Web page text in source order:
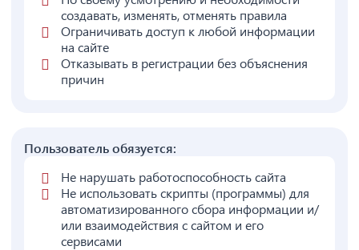
создавать, изменять, отменять правила
Ограничивать доступ к любой информации
на сайте
Отказывать в регистрации без объяснения
причин
Пользователь обязуется:
Не нарушать работоспособность сайта
Не использовать скрипты (программы) для
автоматизированного сбора информации и/
или взаимодействия с сайтом и его
сервисами